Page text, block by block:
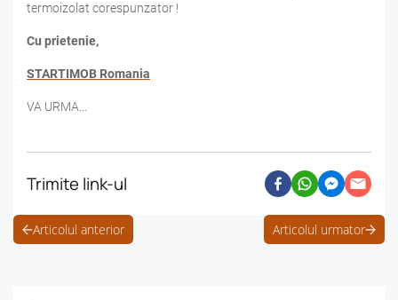
termoizolat corespunzator !
Cu prietenie,
STARTIMOB Romania
VA URMA...
Trimite link-ul
Articolul anterior Articolul urmator